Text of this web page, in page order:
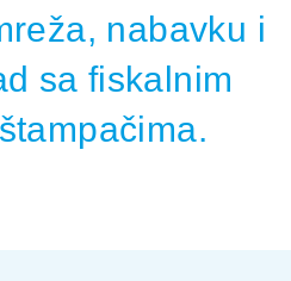
nabavku i
sa fiskalnim